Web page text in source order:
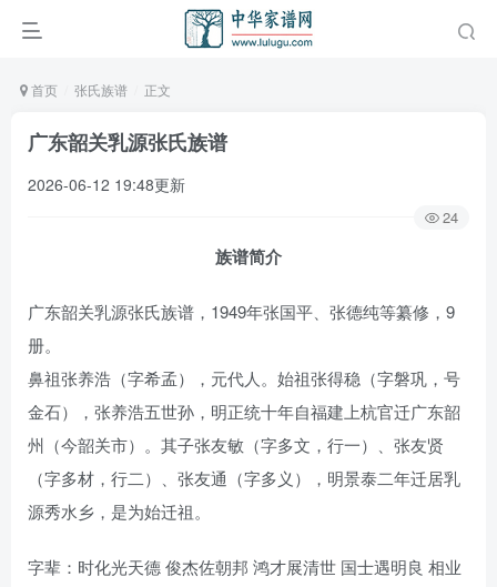
首页 张氏族谱 正文
广东韶关乳源张氏族谱
2026-06-12 19:48更新
24
族谱简介
广东韶关乳源张氏族谱，1949年张国平、张德纯等纂修，9
册。
鼻祖张养浩（字希孟），元代人。始祖张得稳（字磐巩，号
金石），张养浩五世孙，明正统十年自福建上杭官迁广东韶
州（今韶关市）。其子张友敏（字多文，行一）、张友贤
（字多材，行二）、张友通（字多义），明景泰二年迁居乳
源秀水乡，是为始迁祖。
字辈：时化光天德 俊杰佐朝邦 鸿才展清世 国士遇明良 相业